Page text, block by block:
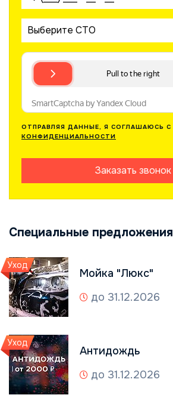
Выберите СТО
ОТПРАВЛЯЯ ДАННЫЕ, Я СОГЛАШАЮСЬ С
КОНФИДЕНЦИАЛЬНОСТИ
Заказать звонок
Специальные предложения
Уход
Мойка "Люкс"
до 31.12.2026
Уход
Антидождь
до 31.12.2026